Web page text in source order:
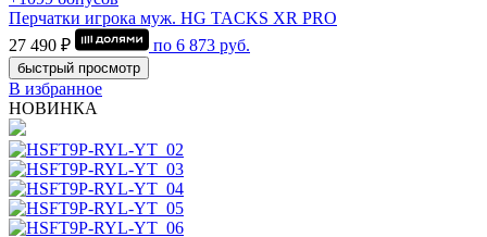
Перчатки игрока муж. HG TACKS XR PRO
27 490 ₽
по 6 873 руб.
быстрый просмотр
В избранное
НОВИНКА